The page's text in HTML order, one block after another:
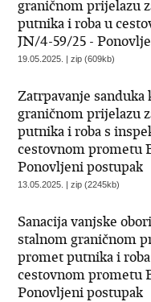
graničnom prijelazu
putnika i roba u
JN/4-59/25 -
19.05.2025. | zip (609kb)
Zatrpavanje sanduka
graničnom prijelazu
putnika i roba s
cestovnom prometu
Ponovljeni postupak
13.05.2025. | zip (2245kb)
Sanacija vanjske
stalnom graničnom
promet putnika i
cestovnom prometu
Ponovljeni postupak